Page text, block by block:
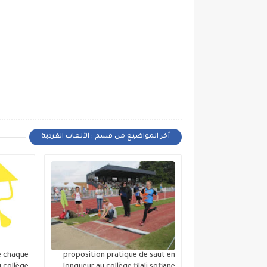
أخر المواضيع من قسم : الألعاب الفردية
proposition pratique de saut en
chaque